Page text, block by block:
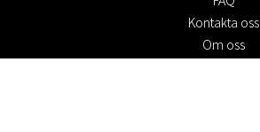
Kontakta oss
Om oss